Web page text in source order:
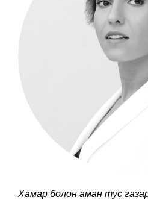
Хамар болон аман тус